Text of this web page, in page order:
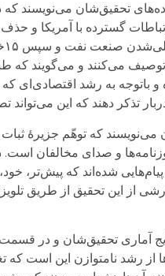
گسترده با آمریکا و
می‌کنند و می‌گویند که
باتوجه ‌به رشد اقتصادی‌ای که
تذکر دهند که این می‌تواند
می‌نویسند که توهّم جزیرۀ
شده‌اند که پیش‌تر،
از این تحقیق از طریق
آماری تحقیق‌شان و در
آن‌ها از رشد نامتوازن این است